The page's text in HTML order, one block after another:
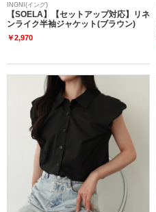
INGNI(イング)
【SOELA】【セットアップ対応】リネ
ンライク半袖ジャケット(ブラウン)
￥2,970